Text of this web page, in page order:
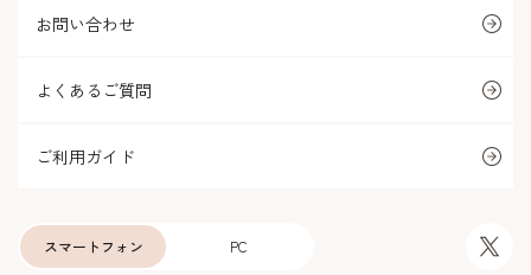
お問い合わせ
よくあるご質問
ご利用ガイド
PC
スマートフォン